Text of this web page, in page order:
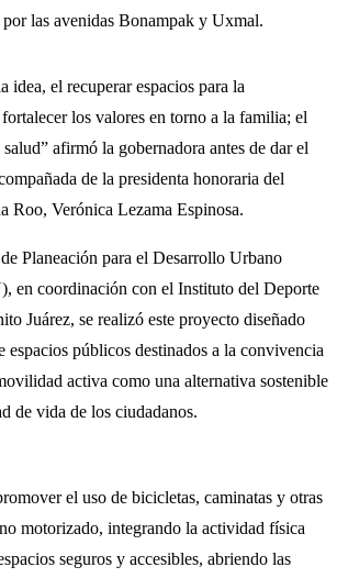
por las avenidas Bonampak y Uxmal.
idea, el recuperar espacios para la
los valores en torno a la familia; el
afirmó la gobernadora antes de dar el
de la presidenta honoraria del
Roo, Verónica Lezama Espinosa.
Planeación para el Desarrollo Urbano
en coordinación con el Instituto del Deporte
Juárez, se realizó este proyecto diseñado
espacios públicos destinados a la convivencia
activa como una alternativa sostenible
de vida de los ciudadanos.
el uso de bicicletas, caminatas y otras
motorizado, integrando la actividad física
seguros y accesibles, abriendo las